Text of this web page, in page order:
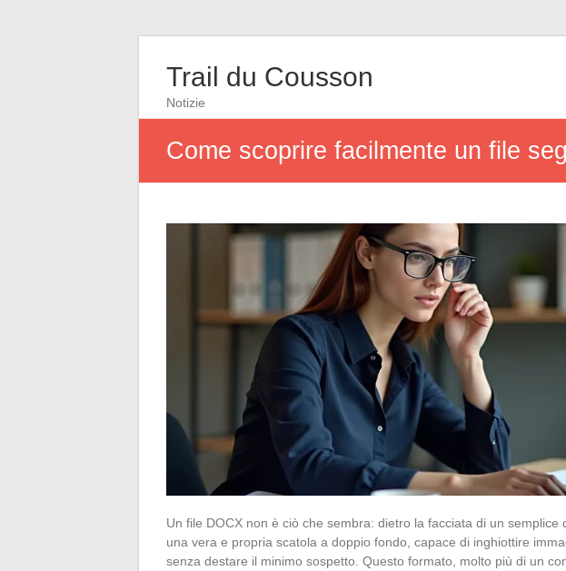
Trail du Cousson
Notizie
Come scoprire facilmente un file
Un file DOCX non è ciò che sembra: dietro la facciata di un semplice
una vera e propria scatola a doppio fondo, capace di inghiottire
senza destare il minimo sospetto. Questo formato, molto più di un